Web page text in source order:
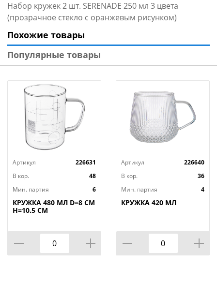
Набор кружек 2 шт. SERENADE 250 мл 3 цвета
(прозрачное стекло с оранжевым рисунком)
Похожие товары
Популярные товары
Артикул
226631
В кор.
48
Мин. партия
6
КРУЖКА 480 МЛ D=8 СМ
H=10.5 СМ
Артикул
226640
В кор.
36
Мин. партия
4
КРУЖКА 420 МЛ